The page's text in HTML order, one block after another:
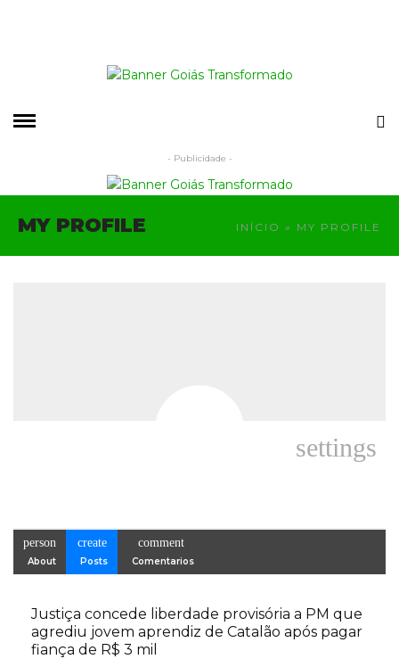
- Publicidade -
INÍCIO » MY PROFILE
MY PROFILE
settings
person
About
create
Posts
comment
Comentarios
Justiça concede liberdade provisória a PM que
agrediu jovem aprendiz de Catalão após pagar
fiança de R$ 3 mil